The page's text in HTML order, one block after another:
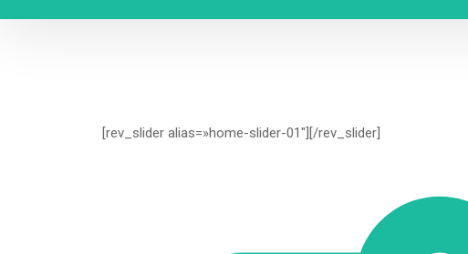
[rev_slider alias=»home-slider-01″][/rev_slider]